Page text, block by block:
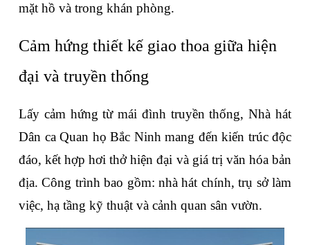
mặt hồ và trong khán phòng.
Cảm hứng thiết kế giao thoa giữa hiện
đại và truyền thống
Lấy cảm hứng từ mái đình truyền thống, Nhà hát
Dân ca Quan họ Bắc Ninh mang đến kiến trúc độc
đáo, kết hợp hơi thở hiện đại và giá trị văn hóa bản
địa. Công trình bao gồm: nhà hát chính, trụ sở làm
việc, hạ tầng kỹ thuật và cảnh quan sân vườn.